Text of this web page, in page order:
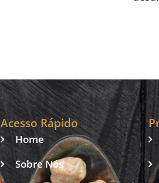
Acesso Rápido
Home
Sobre Nós